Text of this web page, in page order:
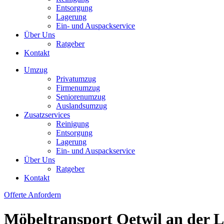
Entsorgung
Lagerung
Ein- und Auspackservice
Über Uns
Ratgeber
Kontakt
Umzug
Privatumzug
Firmenumzug
Seniorenumzug
Auslandsumzug
Zusatzservices
Reinigung
Entsorgung
Lagerung
Ein- und Auspackservice
Über Uns
Ratgeber
Kontakt
Offerte Anfordern
Möbeltransport Oetwil an der